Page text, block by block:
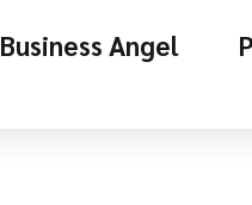
Business Angel